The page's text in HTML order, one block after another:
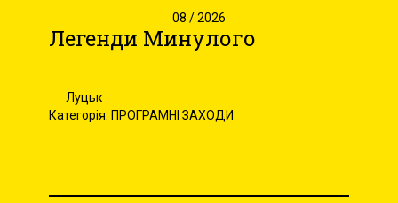
08 / 2026
Легенди Минулого
Луцьк
Категорія: ПРОГРАМНІ ЗАХОДИ